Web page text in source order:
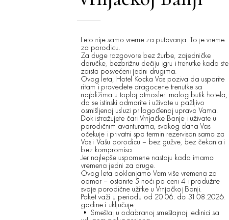
Leto nije samo vreme za putovanja. To je vreme
za porodicu.
Za duge razgovore bez žurbe, zajedničke
doručke, bezbrižnu dečiju igru i trenutke kada ste
zaista posvećeni jedni drugima.
Ovog leta, Hotel Kocka Vas poziva da usporite
ritam i provedete dragocene trenutke sa
najbližima u toploj atmosferi malog butik hotela,
da se istinski odmorite i uživate u pažljivo
osmišljenoj usluzi prilagođenoj upravo Vama.
Dok istražujete čari Vrnjačke Banje i uživate u
porodičnim avanturama, svakog dana Vas
očekuje i privatni spa termin rezervisan samo za
Vas i Vašu porodicu – bez gužve, bez čekanja i
bez kompromisa.
Jer najlepše uspomene nastaju kada imamo
vremena jedni za druge.
Ovog leta poklanjamo Vam više vremena za
odmor – ostanite 5 noći po ceni 4 i produžite
svoje porodične užitke u Vrnjačkoj Banji.
Paket važi u periodu od 20.06. do 31.08.2026.
godine i uključuje:
• Smeštaj u odabranoj smeštajnoj jedinici sa